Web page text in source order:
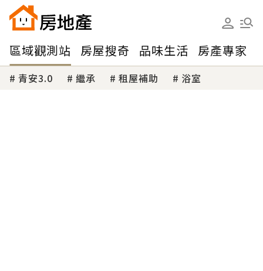
區域觀測站 房屋搜奇 品味生活 房產專家
青安3.0 繼承 租屋補助 浴室